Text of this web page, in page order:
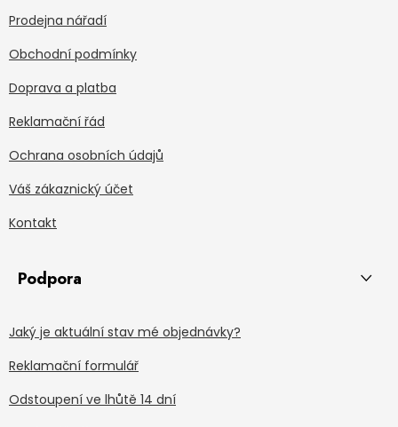
Prodejna nářadí
Obchodní podmínky
Doprava a platba
Reklamační řád
Ochrana osobních údajů
Váš zákaznický účet
Kontakt
Podpora
Jaký je aktuální stav mé objednávky?
Reklamační formulář
Odstoupení ve lhůtě 14 dní